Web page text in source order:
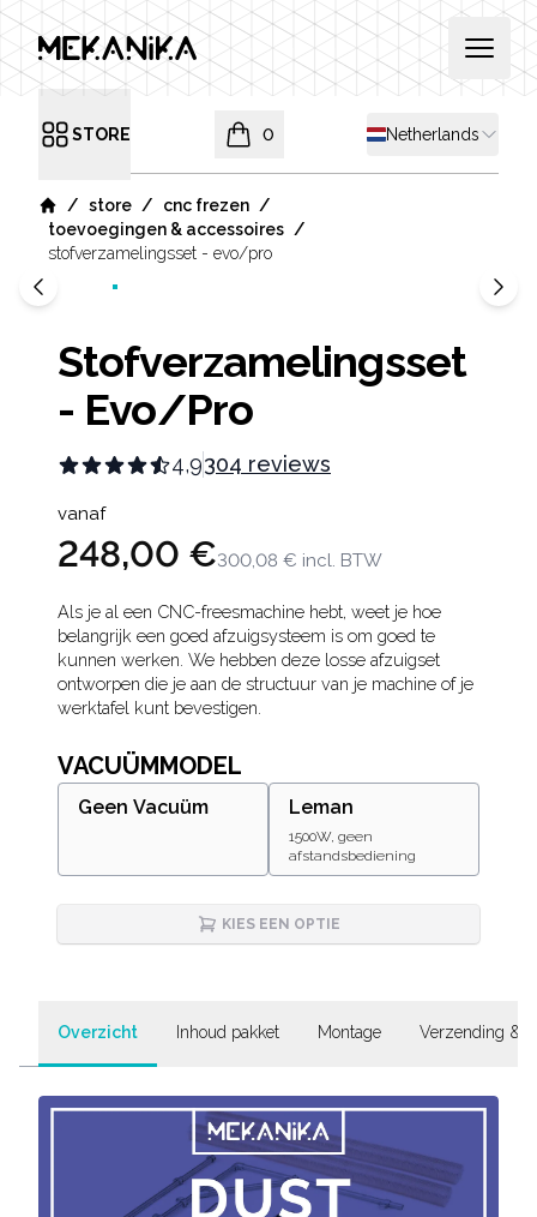
MEKANIKA Open
Open menu
STORE Shipping country
Netherlands
0
items in cart, view bag
Home
/ store / cnc frezen /
toevoegingen & accessoires /
stofverzamelingsset - evo/pro
Stofverzamelingsset
- Evo/Pro
4,9304 reviews
Product information
vanaf
248,00 €300,08 € incl. BTW
Description
Als je al een CNC-freesmachine hebt, weet je hoe
belangrijk een goed afzuigsysteem is om goed te
kunnen werken. We hebben deze losse afzuigset
ontworpen die je aan de structuur van je machine of je
werktafel kunt bevestigen.
VACUÜMMODEL
Geen Vacuüm Leman
1500W, geen
afstandsbediening
KIES EEN OPTIE
Overzicht Inhoud pakket Montage Verzending &